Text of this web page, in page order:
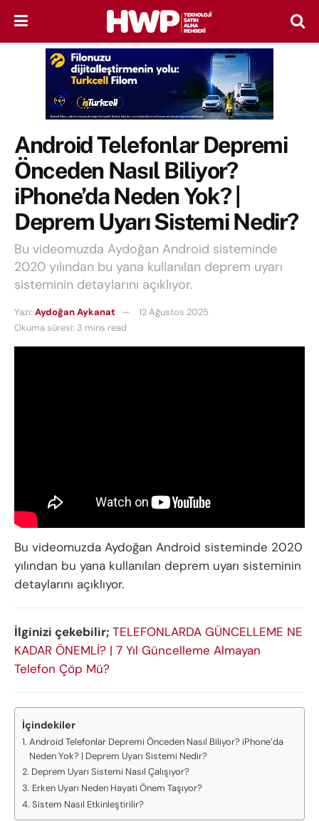
Android Telefonlar Depremi
Önceden Nasıl Biliyor?
iPhone’da Neden Yok? |
Deprem Uyarı Sistemi Nedir?
Bu videomuzda Aydoğan Android sisteminde
2020 yılından bu yana kullanılan deprem uyarı
sisteminin detaylarını açıklıyor.
Yazı: Aydoğan Aykanat
12 Ağustos 2025
Okuma süresi: 3 mins read
Bu videomuzda Aydoğan Android sisteminde 2020
yılından bu yana kullanılan deprem uyarı sisteminin
detaylarını açıklıyor.
İlginizi çekebilir; TELEFONLARDA GÜNCELLEME NE
KADAR ÖNEMLİ? | 7 Yıl Güncelleme Almayan
Telefon Çöp Mü?
İçindekiler
Android Telefonlar Depremi Önceden Nasıl Biliyor? iPhone’da
Neden Yok? | Deprem Uyarı Sistemi Nedir?
Deprem Uyarı Sistemi Nasıl Çalışıyor?
Erken Uyarı Neden Hayati Önem Taşıyor?
Sistem Nasıl Etkinleştirilir?